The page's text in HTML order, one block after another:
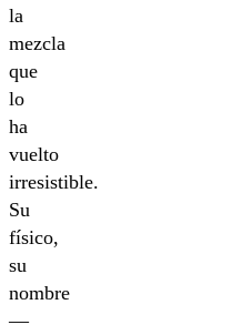
la
mezcla
que
lo
ha
vuelto
irresistible.
Su
físico,
su
nombre
—